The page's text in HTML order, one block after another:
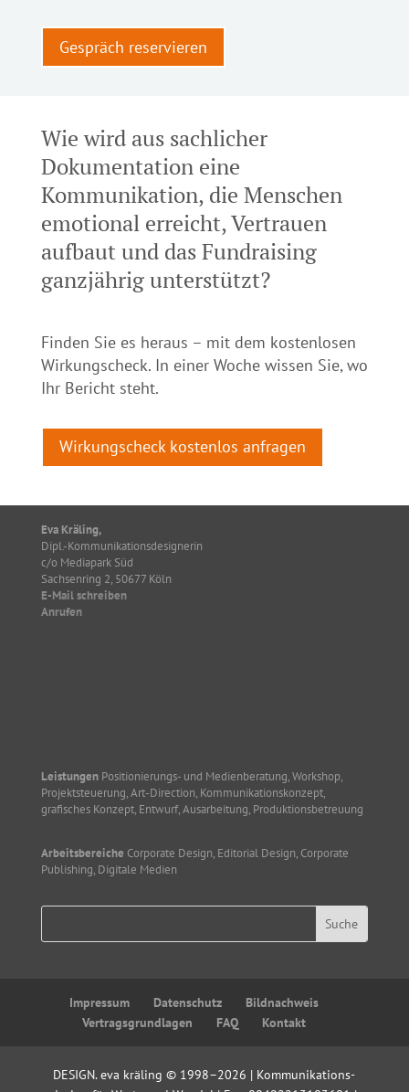
Gespräch reservieren
Wie wird aus sachlicher
Dokumentation eine
Kommunikation, die Menschen
emotional erreicht, Vertrauen
aufbaut und das Fundraising
ganzjährig unterstützt?
Finden Sie es heraus – mit dem kostenlosen
Wirkungscheck. In einer Woche wissen Sie, wo
Ihr Bericht steht.
Wirkungscheck kostenlos anfragen
Eva Kräling,
Dipl.-Kommunikationsdesignerin
c/o Mediapark Süd
Sachsenring 2, 50677 Köln
E-Mail schreiben
Anrufen
LeistungenPositionierungs- und Medienberatung, Workshop,
Projektsteuerung, Art-Direction, Kommunikationskonzept,
grafisches Konzept, Entwurf, Ausarbeitung, Produktionsbetreuung
Arbeitsbereiche Corporate Design, Editorial Design, Corporate
Publishing, Digitale Medien
Impressum Datenschutz
Bildnachweis
Vertragsgrundlagen
FAQ Kontakt
DESIGN. eva kräling © 1998–2026 | Kommunikations­